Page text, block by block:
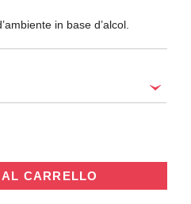
in base d’alcol.
CARRELLO